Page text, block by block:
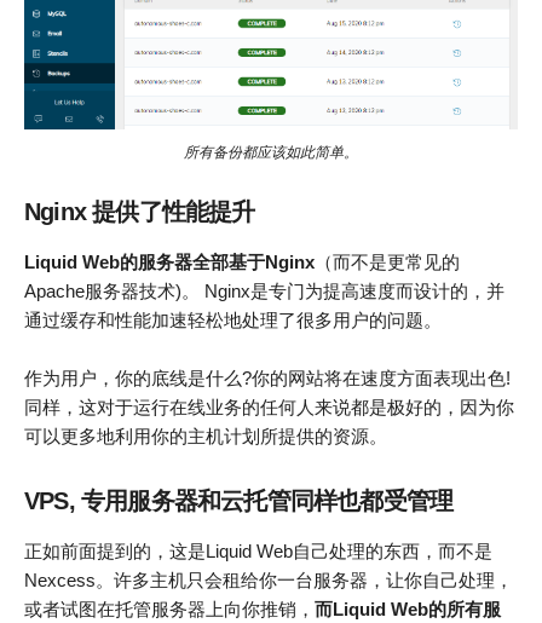
所有备份都应该如此简单。
Nginx 提供了性能提升
Liquid Web的服务器全部基于Nginx （而不是更常见的
Apache服务器技术)。 Nginx是专门为提高速度而设计的，并
通过缓存和性能加速轻松地处理了很多用户的问题。
作为用户，你的底线是什么?你的网站将在速度方面表现出色!
同样，这对于运行在线业务的任何人来说都是极好的，因为你
可以更多地利用你的主机计划所提供的资源。
VPS, 专用服务器和云托管同样也都受管理
正如前面提到的，这是Liquid Web自己处理的东西，而不是
Nexcess。许多主机只会租给你一台服务器，让你自己处理，
或者试图在托管服务器上向你推销， 而Liquid Web的所有服